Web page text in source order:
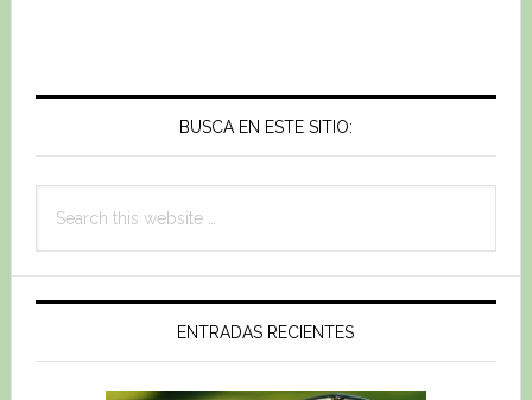
Primary
BUSCA EN ESTE SITIO:
this
ENTRADAS RECIENTES